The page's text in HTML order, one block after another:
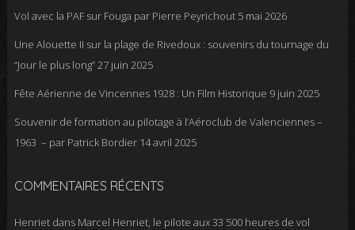
Vol avec la PAF sur Fouga par Pierre Peyrichout 5 mai 2026
Une Alouette II sur la plage de Rivedoux : souvenirs du tournage du
“Jour le plus long”27 juin 2025
Fête Aérienne de Vincennes 1928 : Un Film Historique 9 juin 2025
Souvenir de formation au pilotage à l’Aéroclub de Valenciennes –
1963 – par Patrick Bordier 14 avril 2025
COMMENTAIRES RÉCENTS
Henrietdans Marcel Henriet, le pilote aux 33 500 heures de vol